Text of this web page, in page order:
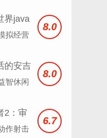
界java
拟经营
8.0
的安吉
智休闲
8.0
2：审
作射击
6.7